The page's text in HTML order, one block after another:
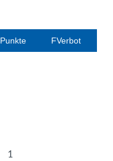
Punk­te FVerbot
1